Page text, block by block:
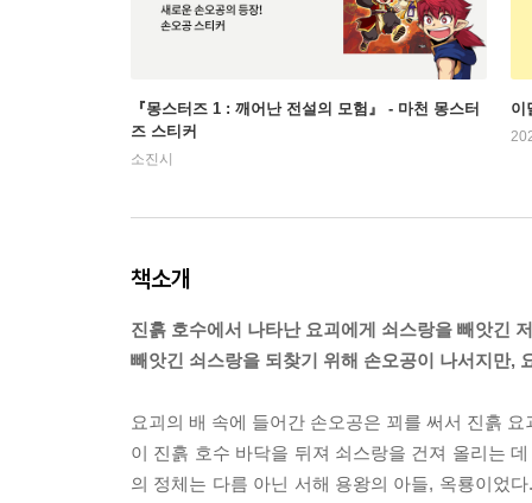
『몽스터즈 1 : 깨어난 전설의 모험』 - 마천 몽스터
즈 스티커
소진시
이
책소개
진흙 호수에서 나타난 요괴에게 쇠스랑을 빼앗긴
빼앗긴 쇠스랑을 되찾기 위해 손오공이 나서지만,
요괴의 배 속에 들어간 손오공은 꾀를 써서 진흙
이 진흙 호수 바닥을 뒤져 쇠스랑을 건져 올리는
의 정체는 다름 아닌 서해 용왕의 아들, 옥룡이었